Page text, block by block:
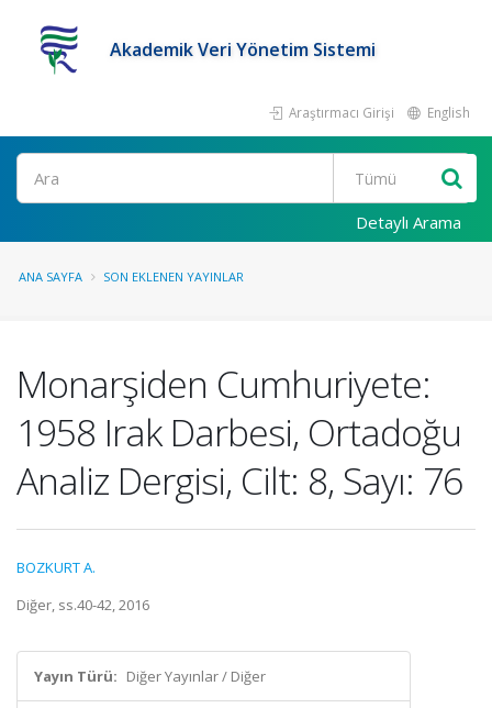
Akademik Veri Yönetim Sistemi
Araştırmacı Girişi English
Ara
Detaylı Arama
ANA SAYFA SON EKLENEN YAYINLAR
Monarşiden Cumhuriyete:
1958 Irak Darbesi, Ortadoğu
Analiz Dergisi, Cilt: 8, Sayı: 76
BOZKURT A.
Diğer, ss.40-42, 2016
Yayın Türü: Diğer Yayınlar / Diğer